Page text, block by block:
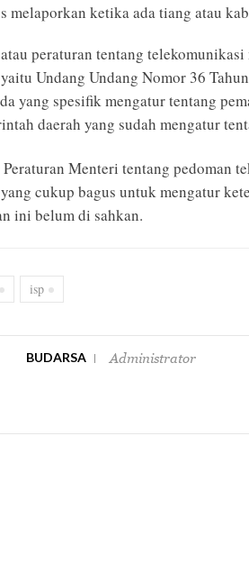
melaporkan ketika ada tiang atau
peraturan tentang
Undang Undang Nomor 36
yang spesifik mengatur tentang
daerah yang sudah mengatur
Peraturan Menteri tentang pedoman
cukup bagus untuk mengatur
ini belum di sahkan.
isp
BUDARSA Administrator